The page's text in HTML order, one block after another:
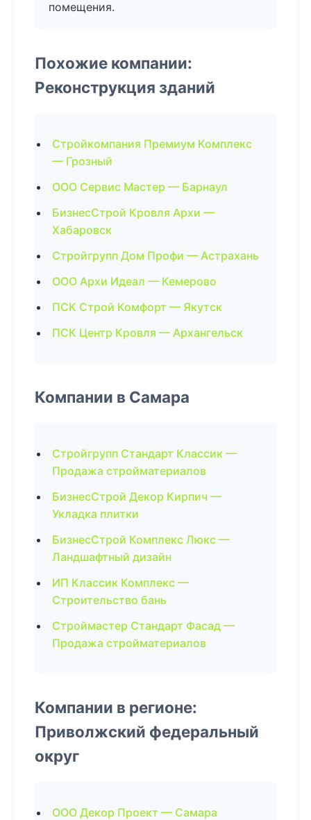
помещения.
Похожие компании:
Реконструкция зданий
Стройкомпания Премиум Комплекс
— Грозный
ООО Сервис Мастер — Барнаул
БизнесСтрой Кровля Архи —
Хабаровск
Стройгрупп Дом Профи — Астрахань
ООО Архи Идеал — Кемерово
ПСК Строй Комфорт — Якутск
ПСК Центр Кровля — Архангельск
Компании в Самара
Стройгрупп Стандарт Классик —
Продажа стройматериалов
БизнесСтрой Декор Кирпич —
Укладка плитки
БизнесСтрой Комплекс Люкс —
Ландшафтный дизайн
ИП Классик Комплекс —
Строительство бань
Строймастер Стандарт Фасад —
Продажа стройматериалов
Компании в регионе:
Приволжский федеральный
округ
ООО Декор Проект — Самара